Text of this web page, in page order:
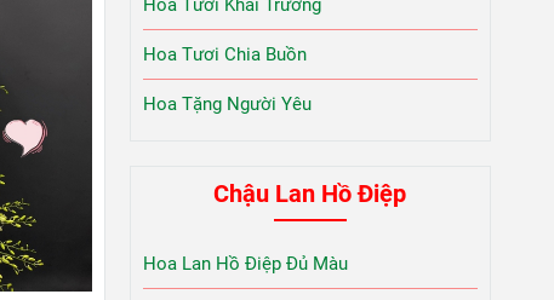
Hoa Tươi Khai Trương
Hoa Tươi Chia Buồn
Hoa Tặng Người Yêu
Chậu Lan Hồ Điệp
Hoa Lan Hồ Điệp Đủ Màu